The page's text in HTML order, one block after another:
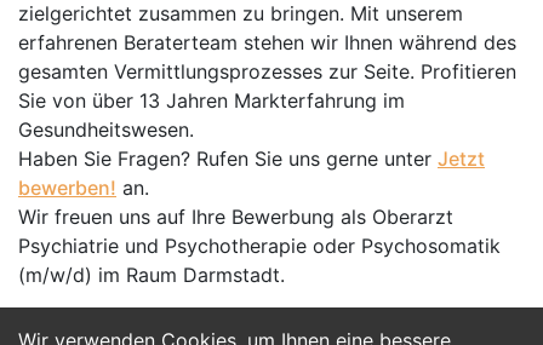
Wir verwenden Cookies, um Ihnen eine bessere
zielgerichtet zusammen zu bringen. Mit unserem
erfahrenen Beraterteam stehen wir Ihnen während des
gesamten Vermittlungsprozesses zur Seite. Profitieren
Sie von über 13 Jahren Markterfahrung im
Gesundheitswesen.
Haben Sie Fragen? Rufen Sie uns gerne unter Jetzt
bewerben! an.
Wir freuen uns auf Ihre Bewerbung als Oberarzt
Psychiatrie und Psychotherapie oder Psychosomatik
(m/w/d) im Raum Darmstadt.